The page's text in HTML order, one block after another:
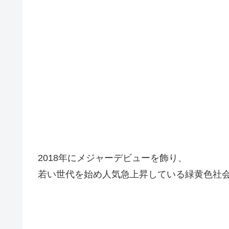
2018年にメジャーデビューを飾り、
若い世代を始め人気急上昇している緑黄色社